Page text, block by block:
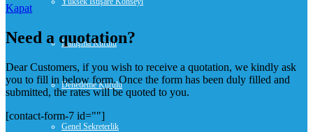
Danışma Kurulu
Denetleme Kurulu
Genel Sekreterlik
Kapat
Need a quotation?
Dear Customers, if you wish to receive a quotation, we kindly ask
you to fill in below form. Once the form has been duly filled and
submitted, the rates will be quoted to you.
[contact-form-7 id=""]